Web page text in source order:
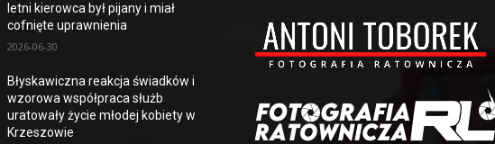
letni kierowca był pijany i miał
cofnięte uprawnienia
2026-06-30
Błyskawiczna reakcja świadków i
wzorowa współpraca służb
uratowały życie młodej kobiety w
Krzeszowie